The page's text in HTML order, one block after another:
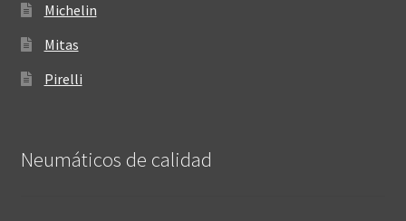
Michelin
Mitas
Pirelli
Neumáticos de calidad‎